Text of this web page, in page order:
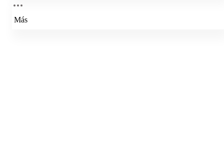
Más